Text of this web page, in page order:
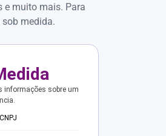
e muito mais. Para
medida.
informações sobre um